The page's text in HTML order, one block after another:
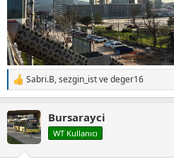
T
e
k
i
l
Sabri.B,sezgin_istvedeger16
Bursarayci
WT Kullanıcı